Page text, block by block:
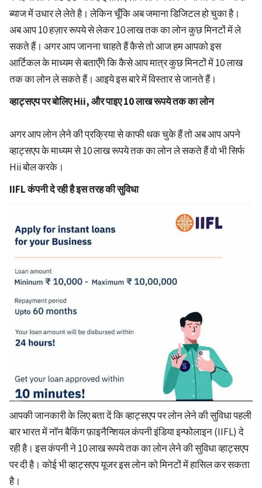
ब्याज में उधार ले लेते है। लेकिन चूँकि अब जमाना डिजिटल हो चुका है।
अब आप 10 हज़ार रूपये से लेकर 10 लाख तक का लोन कुछ मिनटों में ले
सकते हैं। अगर आप जानना चाहते हैं कैसे तो आज हम आपको इस
आर्टिकल के माध्यम से बताएँगे कि कैसे आप मात्र कुछ मिनटों में 10 लाख
तक का लोन ले सकते हैं। आइये इस बारे में विस्तार से जानते हैं।
व्हाट्सएप पर बोलिए Hii, और पाइए 10 लाख रूपये तक का लोन
अगर आप लोन लेने की प्रक्रिया से काफी थक चुके हैं तो अब आप अपने
व्हाट्सएप के माध्यम से 10 लाख रूपये तक का लोन ले सकते हैं वो भी सिर्फ
Hii बोल करके।
IIFL कंपनी दे रही है इस तरह की सुविधा
आपकी जानकारी के लिए बता दें कि व्हाट्सएप पर लोन लेने की सुविधा पहली
बार भारत में नॉन बैकिंग फ़ाइनैन्शियल कंपनी इंडिया इन्फोलाइन (IIFL) दे
रही है। इस कंपनी ने 10 लाख रूपये तक का लोन लेने की सुविधा व्हाट्सएप
पर दी है। कोई भी व्हाट्सएप यूजर इस लोन को मिनटों में हासिल कर सकता
है।